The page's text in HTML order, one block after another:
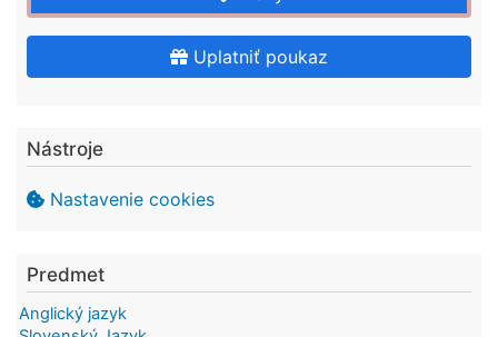
Uplatniť poukaz
Nástroje
Nastavenie cookies
Predmet
Anglický jazyk